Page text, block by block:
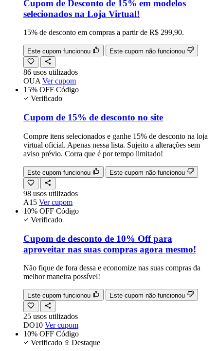
Cupom de Desconto de 15% em modelos
selecionados na Loja Virtual!
15% de desconto em compras a partir de R$ 299,90.
Este cupom funcionou Este cupom não funcionou
86 usos utilizados
OUA Ver cupom
15% OFF Código
Verificado
Cupom de 15% de desconto no site
Compre itens selecionados e ganhe 15% de desconto na loja
virtual oficial. Apenas nessa lista. Sujeito a alterações sem
aviso prévio. Corra que é por tempo limitado!
Este cupom funcionou Este cupom não funcionou
98 usos utilizados
A15 Ver cupom
10% OFF Código
Verificado
Cupom de desconto de 10% Off para
aproveitar nas suas compras agora mesmo!
Não fique de fora dessa e economize nas suas compras da
melhor maneira possível!
Este cupom funcionou Este cupom não funcionou
25 usos utilizados
DO10 Ver cupom
10% OFF Código
Verificado
Destaque